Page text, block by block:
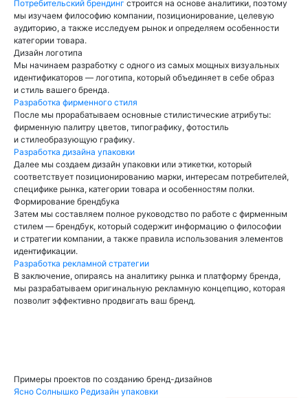
Потребительский брендинг строится на основе аналитики, поэтому
мы изучаем философию компании, позиционирование, целевую
аудиторию, а также исследуем рынок и определяем особенности
категории товара.
Дизайн логотипа
Мы начинаем разработку с одного из самых мощных визуальных
идентификаторов — логотипа, который объединяет в себе образ
и стиль вашего бренда.
Разработка фирменного стиля
После мы прорабатываем основные стилистические атрибуты:
фирменную палитру цветов, типографику, фотостиль
и стилеобразующую графику.
Разработка дизайна упаковки
Далее мы создаем дизайн упаковки или этикетки, который
соответствует позиционированию марки, интересам потребителей,
специфике рынка, категории товара и особенностям полки.
Формирование брендбука
Затем мы составляем полное руководство по работе с фирменным
стилем — брендбук, который содержит информацию о философии
и стратегии компании, а также правила использования элементов
идентификации.
Разработка рекламной стратегии
В заключение, опираясь на аналитику рынка и платформу бренда,
мы разрабатываем оригинальную рекламную концепцию, которая
позволит эффективно продвигать ваш бренд.
Примеры проектов по созданию бренд-дизайнов
Ясно Солнышко Редизайн упаковки